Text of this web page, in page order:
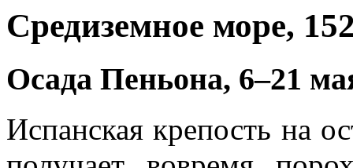
Средиземное море,
Осада Пеньона, 6–21
Испанская крепость на